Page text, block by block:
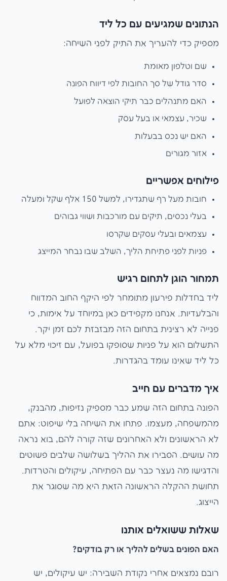
הנתונים שמגיעים עם כל ליד
מספיק כדי להעריך את התיק לפני השיחה:
שם וטלפון מאומת
סדר גודל של סך החובות לפי דיווח הפונה
האם מתנהלים כבר תיקי הוצאה לפועל
שכיר, עצמאי או בעל עסק
האם יש נכס בבעלות
אזור מגורים
פילוחים אפשריים
חובות מעל רף שתגדירו, למשל 150 אלף שקל ומעלה
בעלי נכסים, תיקים עם מורכבות ושווי גבוהים
עצמאים ובעלי עסקים שקרסו
פניות לפני פתיחת הליך, השלב שבו נבחר המייצג
תמחור הוגן לתחום רגיש
ליד בחדלות פירעון מתומחר לפי היקף החוב המדווח
והבלעדיות. אנחנו מקפידים כאן במיוחד על אימות, כי
פנייה לא רצינית בתחום הזה מבזבזת לכם זמן יקר.
התשלום הוא על פניות שסופקו בפועל, עם זיכוי מלא על
כל ליד שאינו עומד בהגדרות.
איך מדברים עם חייב
הפונה בתחום הזה שמע כבר מספיק נזיפות, מהבנק,
מהמשפחה, מעצמו. פתחו את השיחה בלי שיפוט: אתם
לא הראשונים ולא האחרונים שזה קורה להם, בוא נראה
מה עושים. הסבירו את ההליך בשלושה שלבים פשוטים
והדגישו מה נעצר כבר עם הפתיחה, עיקולים והטרדות.
תחושת ההקלה הראשונה הזאת היא מה שסוגר את
הייצוג.
שאלות ששואלים אותנו
האם הפונים בשלים להליך או רק בודקים?
רובם נמצאים אחרי נקודת השבירה: יש עיקולים, יש